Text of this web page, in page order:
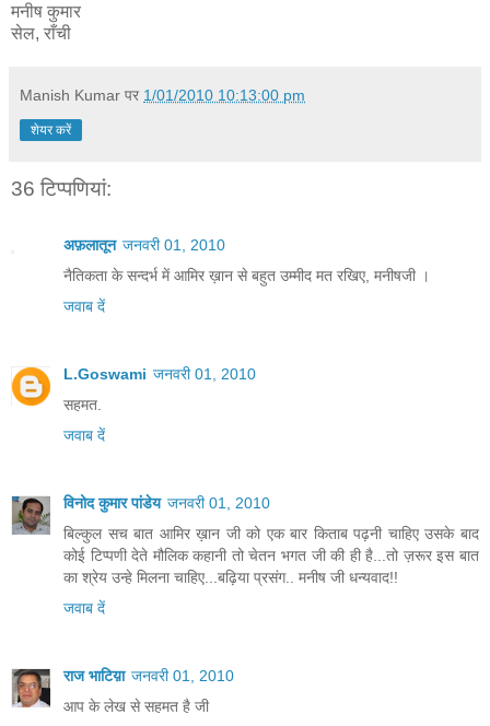
मनीष कुमार
सेल, राँची
Manish Kumar पर 1/01/2010 10:13:00 pm
शेयर करें
36 टिप्‍पणियां:
अफ़लातून जनवरी 01, 2010
नैतिकता के सन्दर्भ में आमिर ख़ान से बहुत उम्मीद मत रखिए, मनीषजी ।
जवाब दें
L.Goswami जनवरी 01, 2010
सहमत.
जवाब दें
विनोद कुमार पांडेय जनवरी 01, 2010
बिल्कुल सच बात आमिर ख़ान जी को एक बार किताब पढ़नी चाहिए उसके बाद
कोई टिप्पणी देते मौलिक कहानी तो चेतन भगत जी की ही है...तो ज़रूर इस बात
का श्रेय उन्हे मिलना चाहिए...बढ़िया प्रसंग.. मनीष जी धन्यवाद!!
जवाब दें
राज भाटिय़ा जनवरी 01, 2010
आप के लेख से सहमत है जी